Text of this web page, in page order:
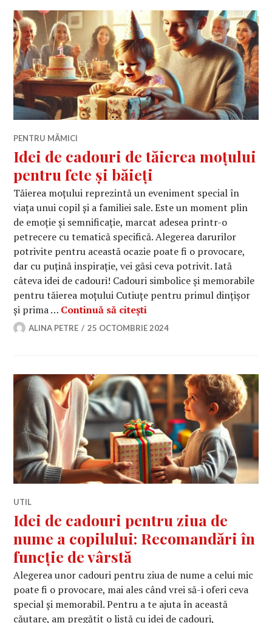
PENTRU MĂMICI
Idei de cadouri de tăierea moțului
pentru fete și băieți
Tăierea moțului reprezintă un eveniment special în
viața unui copil și a familiei sale. Este un moment plin
de emoție și semnificație, marcat adesea printr-o
petrecere cu tematică specifică. Alegerea darurilor
potrivite pentru această ocazie poate fi o provocare,
dar cu puțină inspirație, vei găsi ceva potrivit. Iată
câteva idei de cadouri! Cadouri simbolice și memorabile
pentru tăierea moțului Cutiuțe pentru primul dințișor
și prima … Continuă să citești
ALINA PETRE 25 OCTOMBRIE 2024
UTIL
Idei de cadouri pentru ziua de
nume a copilului: Recomandări în
funcție de vârstă
Alegerea unor cadouri pentru ziua de nume a celui mic
poate fi o provocare, mai ales când vrei să-i oferi ceva
special și memorabil. Pentru a te ajuta în această
căutare, am pregătit o listă cu idei de cadouri,